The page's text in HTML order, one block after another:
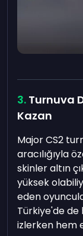
Turnuva
Kazan
Major CS2
aracılığıyla
skinler altın
yüksek
eden
Türkiye'de de
izlerken hem